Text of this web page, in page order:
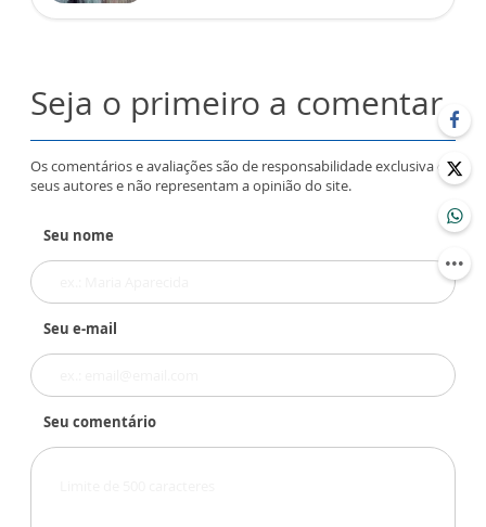
Seja o primeiro a comentar
Os comentários e avaliações são de responsabilidade exclusiva de
seus autores e não representam a opinião do site.
Seu nome
Seu e-mail
Seu comentário